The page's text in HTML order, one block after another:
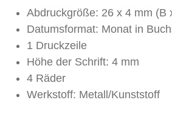
Abdruckgröße: 26 x 4 mm (B
Datumsformat: Monat in
1 Druckzeile
Höhe der Schrift: 4 mm
4 Räder
Werkstoff: Metall/Kunststoff